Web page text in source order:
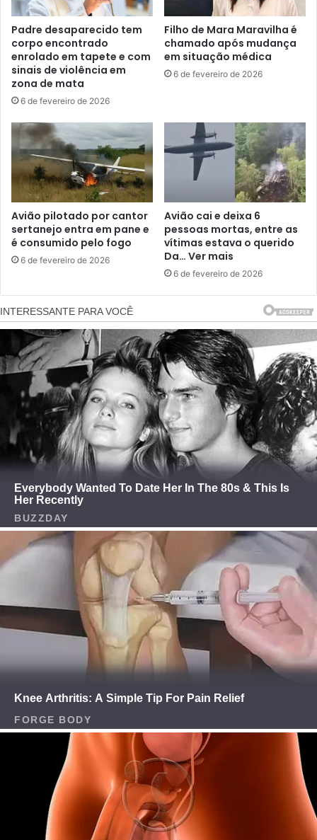
Padre desaparecido tem
corpo encontrado
enrolado em tapete e com
sinais de violência em
zona de mata
6 de fevereiro de 2026
Filho de Mara Maravilha é
chamado após mudança
em situação médica
6 de fevereiro de 2026
Avião pilotado por cantor
sertanejo entra em pane e
é consumido pelo fogo
6 de fevereiro de 2026
Avião cai e deixa 6
pessoas mortas, entre as
vítimas estava o querido
Da… Ver mais
6 de fevereiro de 2026